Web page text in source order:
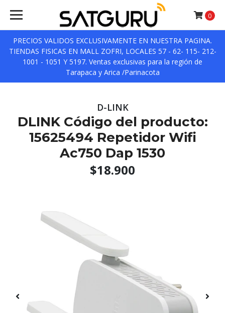
PRECIOS VALIDOS EXCLUSIVAMENTE EN NUESTRA PAGINA.
TIENDAS FISICAS EN MALL ZOFRI, LOCALES 57 - 62- 115- 212-
1001 - 1051 Y 5197. Ventas exclusivas para la región de
Tarapaca y Arica /Parinacota
0
D-LINK
DLINK Código del producto:
15625494 Repetidor Wifi
Ac750 Dap 1530
$18.900